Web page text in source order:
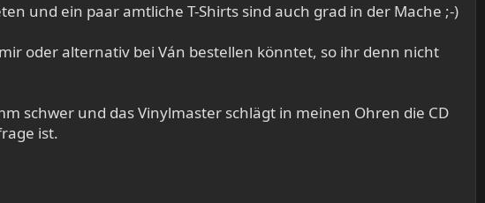
und ein paar amtliche T-Shirts sind auch grad in der Mache ;-)
oder alternativ bei Ván bestellen könntet, so ihr denn nicht
schwer und das Vinylmaster schlägt in meinen Ohren die CD
ist.